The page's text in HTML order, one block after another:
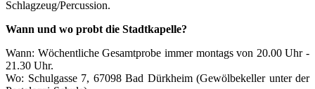
Schlagzeug/Percussion.
Wann und wo probt die Stadtkapelle?
Wann: Wöchentliche Gesamtprobe immer montags von 20.00 Uhr -
21.30 Uhr.
Wo: Schulgasse 7, 67098 Bad Dürkheim (Gewölbekeller unter der